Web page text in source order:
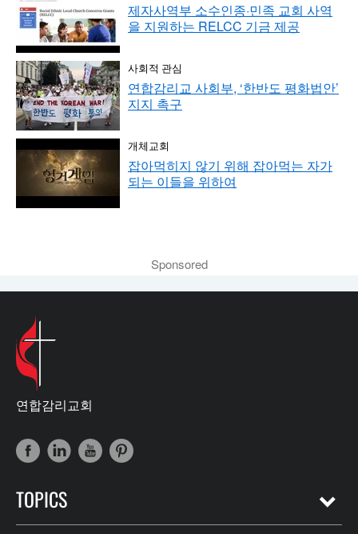
제자사역부 소수인종·민족 교회 사역
을 지원하는 RELCC 기금 제공
사회적 관심
연합감리교 사회부, ‘한반도 평화법안’
지지 촉구
개체교회
잡아먹히지 않기 위해 잡아먹는 자가
되는 이들을 위하여
Sponsored
연합감리교회
TOPICS